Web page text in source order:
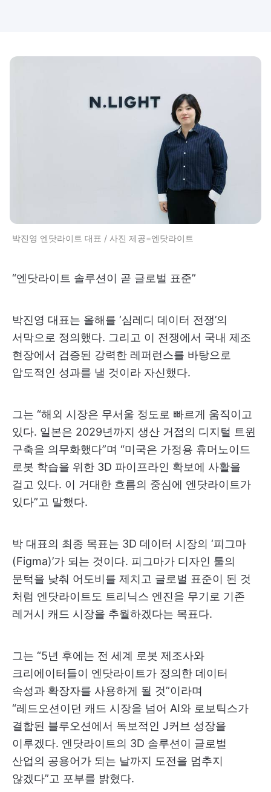
박진영 엔닷라이트 대표 / 사진 제공=엔닷라이트
“엔닷라이트 솔루션이 곧 글로벌 표준”
박진영 대표는 올해를 ‘심레디 데이터 전쟁’의
서막으로 정의했다. 그리고 이 전쟁에서 국내 제조
현장에서 검증된 강력한 레퍼런스를 바탕으로
압도적인 성과를 낼 것이라 자신했다.
그는 “해외 시장은 무서울 정도로 빠르게 움직이고
있다. 일본은 2029년까지 생산 거점의 디지털 트윈
구축을 의무화했다”며 “미국은 가정용 휴머노이드
로봇 학습을 위한 3D 파이프라인 확보에 사활을
걸고 있다. 이 거대한 흐름의 중심에 엔닷라이트가
있다”고 말했다.
박 대표의 최종 목표는 3D 데이터 시장의 ‘피그마
(Figma)’가 되는 것이다. 피그마가 디자인 툴의
문턱을 낮춰 어도비를 제치고 글로벌 표준이 된 것
처럼 엔닷라이트도 트리닉스 엔진을 무기로 기존
레거시 캐드 시장을 추월하겠다는 목표다.
그는 “5년 후에는 전 세계 로봇 제조사와
크리에이터들이 엔닷라이트가 정의한 데이터
속성과 확장자를 사용하게 될 것”이라며
“레드오션이던 캐드 시장을 넘어 AI와 로보틱스가
결합된 블루오션에서 독보적인 J커브 성장을
이루겠다. 엔닷라이트의 3D 솔루션이 글로벌
산업의 공용어가 되는 날까지 도전을 멈추지
않겠다”고 포부를 밝혔다.